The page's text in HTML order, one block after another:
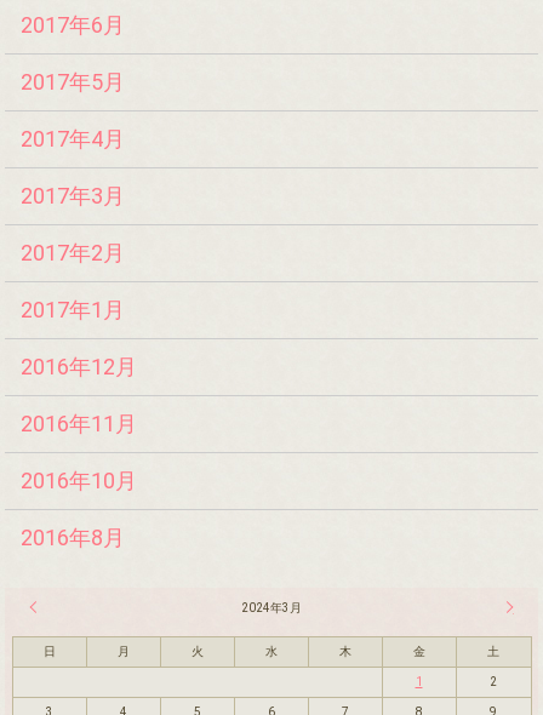
2017年6月
2017年5月
2017年4月
2017年3月
2017年2月
2017年1月
2016年12月
2016年11月
2016年10月
2016年8月
2024年3月
日 月 火 水 木 金 土
1 2
3 4 5 6 7 8 9